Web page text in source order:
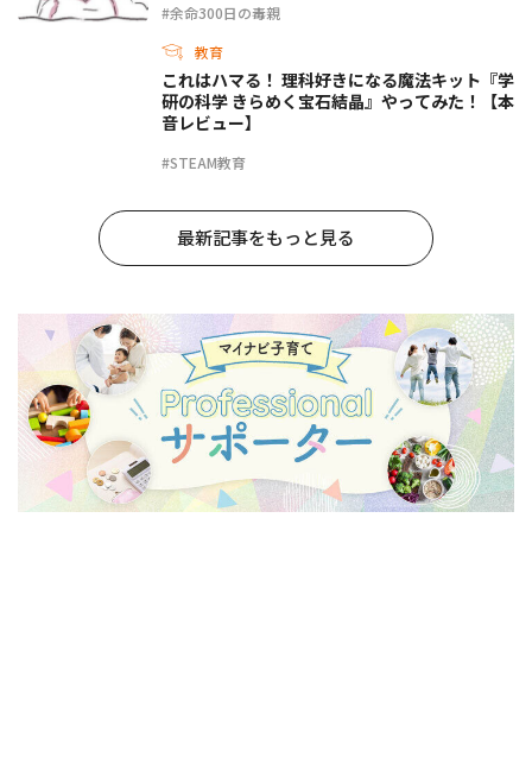
#余命300日の毒親
教育
#STEAM教育
これはハマる！ 理科好きになる魔法キット『学
研の科学 きらめく宝石結晶』やってみた！【本
音レビュー】
最新記事をもっと見る